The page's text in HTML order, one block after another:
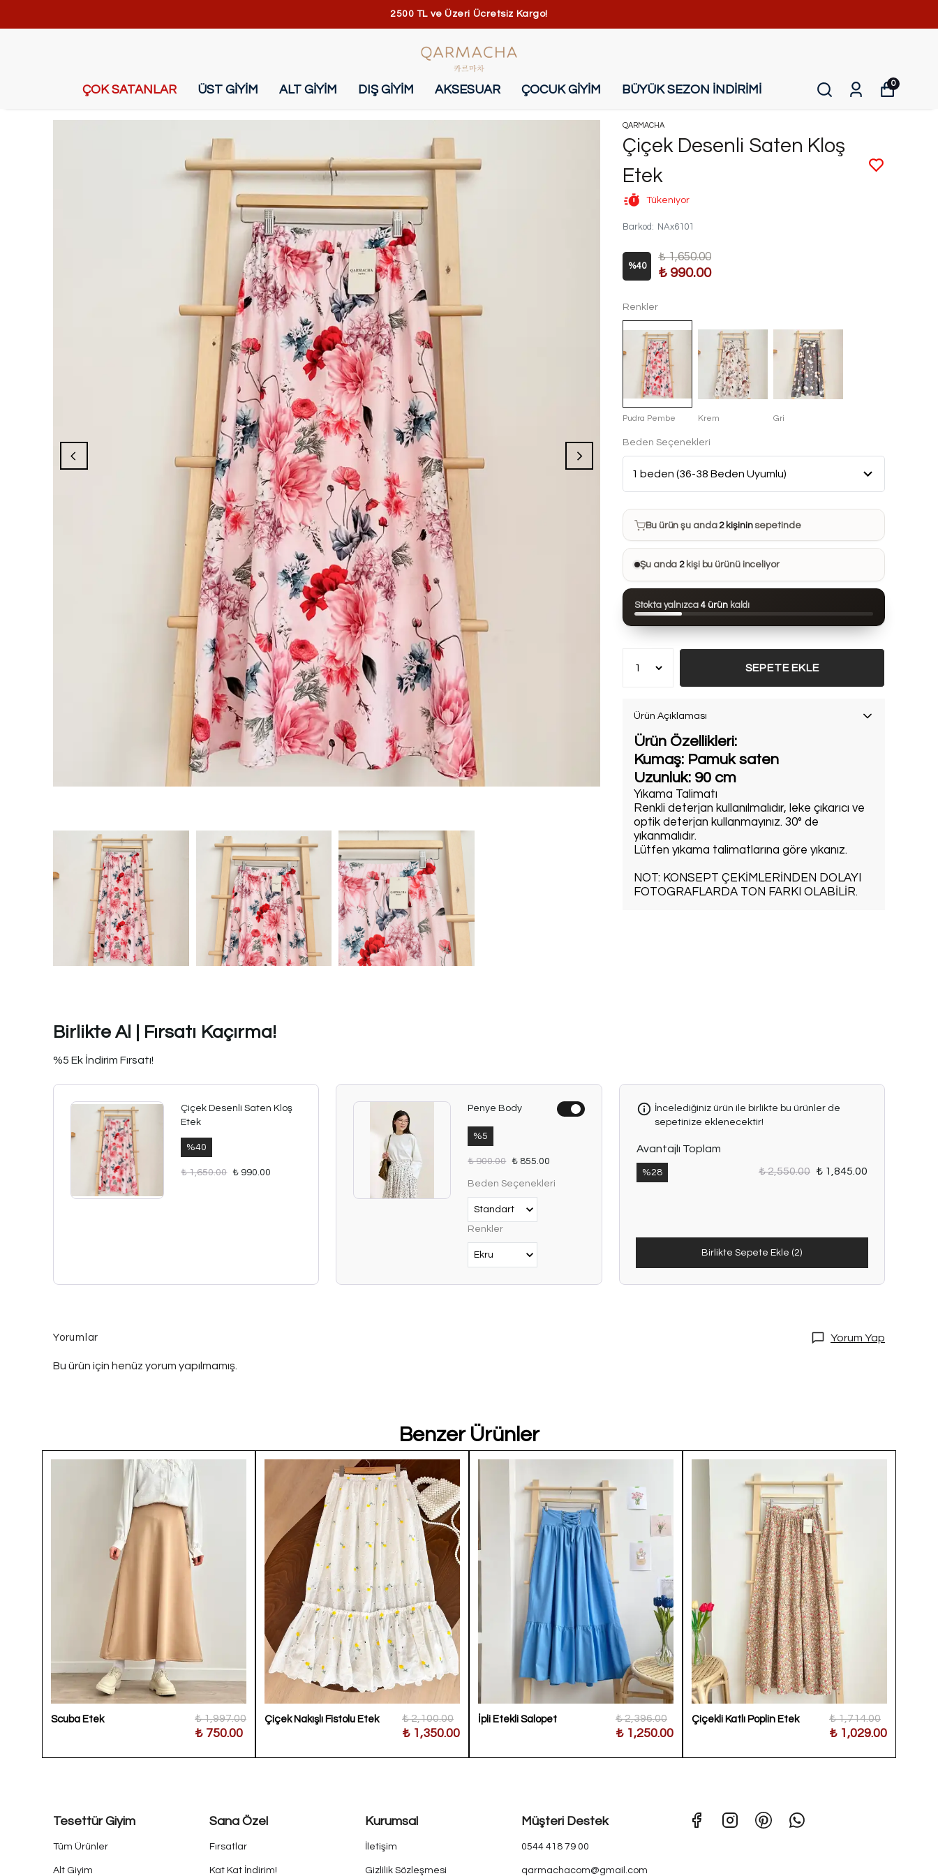
2500 TL ve Üzeri Ücretsiz Kargo!
ÇOK SATANLAR ÜST GİYİM ALT GİYİM DIŞ GİYİM AKSESUAR ÇOCUK GİYİM BÜYÜK SEZON İNDİRİMİ 0
QARMACHA
Çiçek Desenli Saten Kloş
Etek
Tükeniyor
Barkod : NAx6101
%40
₺ 1,650.00
₺ 990.00
Renkler
Pudra Pembe Krem Gri
Beden Seçenekleri
Bu ürün son 7 günde19 kezsatın alındı
Bu ürün şu anda 2 kişininsepetinde
Bu ürünü 25 kişi favorilerine ekledi
Bu ürün son 24 saatte109 kezgörüntülendi
Şu anda 2kişi bu ürünü inceliyor
Stokta yalnızca 4 ürün kaldı
SEPETE EKLE
Ürün Açıklaması
Ürün Özellikleri:
Kumaş: Pamuk saten
Uzunluk: 90 cm
Yıkama Talimatı
Renkli deterjan kullanılmalıdır, leke çıkarıcı ve
optik deterjan kullanmayınız. 30° de
yıkanmalıdır.
Lütfen yıkama talimatlarına göre yıkanız.
NOT: KONSEPT ÇEKİMLERİNDEN DOLAYI
FOTOGRAFLARDA TON FARKI OLABİLİR.
Birlikte Al | Fırsatı Kaçırma!
%5 Ek İndirim Fırsatı!
Çiçek Desenli Saten Kloş
Etek
%40
₺ 1,650.00 ₺ 990.00
Penye Body
%5
₺ 900.00 ₺ 855.00
Beden Seçenekleri
Renkler
İncelediğiniz ürün ile birlikte bu ürünler de
sepetinize eklenecektir!
Avantajlı Toplam
%28 ₺ 2,550.00 ₺ 1,845.00
Birlikte Sepete Ekle (2)
Yorumlar Yorum Yap
Bu ürün için henüz yorum yapılmamış.
Benzer Ürünler
Scuba Etek ₺ 1,997.00
₺ 750.00
Çiçek Nakışlı Fistolu Etek ₺ 2,100.00
₺ 1,350.00
İpli Etekli Salopet ₺ 2,396.00
₺ 1,250.00
Çiçekli Katlı Poplin Etek ₺ 1,714.00
₺ 1,029.00
Tesettür Giyim
Tüm Ürünler
Alt Giyim
Sana Özel
Fırsatlar
Kat Kat İndirim!
Kurumsal
İletişim
Gizlilik Sözleşmesi
Müşteri Destek
0544 418 79 00
qarmachacom@gmail.com